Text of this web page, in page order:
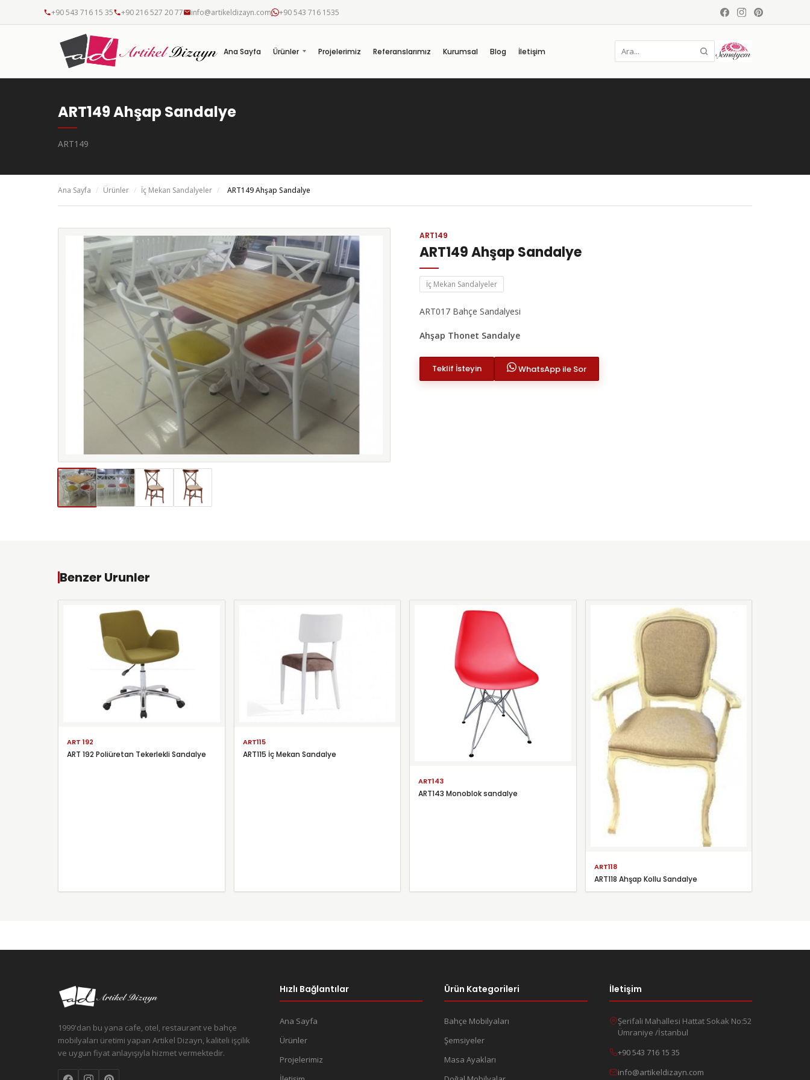
+90 543 716 15 35 +90 216 527 20 77 info@artikeldizayn.com +90 543 716 1535
Ana Sayfa Ürünler Projelerimiz Referanslarımız Kurumsal Blog İletişim
ART149 Ahşap Sandalye
ART149
Ana Sayfa / Ürünler / İç Mekan Sandalyeler / ART149 Ahşap Sandalye
ART149
ART149 Ahşap Sandalye
İç Mekan Sandalyeler
ART017 Bahçe Sandalyesi
Ahşap Thonet Sandalye
Teklif İsteyin WhatsApp ile Sor
Benzer Urunler
ART 192
ART 192 Poliüretan Tekerlekli Sandalye
ART115
ART115 İç Mekan Sandalye
ART143
ART143 Monoblok sandalye
ART118
ART118 Ahşap Kollu Sandalye
1999'dan bu yana cafe, otel, restaurant ve bahçe
mobilyaları üretimi yapan Artikel Dizayn, kaliteli işçilik
ve uygun fiyat anlayışıyla hizmet vermektedir.
Hızlı Bağlantılar
Ana Sayfa
Ürünler
Projelerimiz
Ürün Kategorileri
Bahçe Mobilyaları
Şemsiyeler
Masa Ayakları
İletişim
Şerifali Mahallesi Hattat Sokak No:52
Ümraniye /İstanbul
+90 543 716 15 35
info@artikeldizayn.com